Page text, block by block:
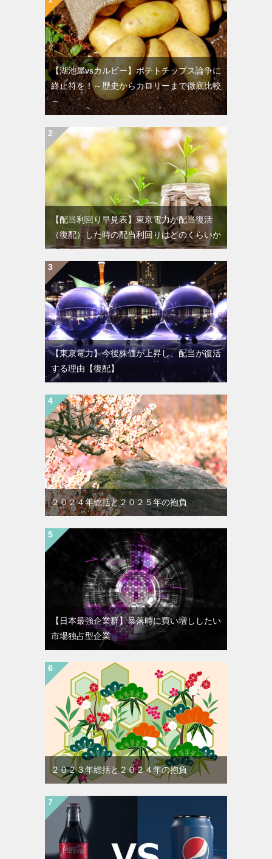
【湖池屋vsカルビー】ポテトチップス論争に
終止符を！～歴史からカロリーまで徹底比較
～
【配当利回り早見表】東京電力が配当復活
（復配）した時の配当利回りはどのくらいか
【東京電力】今後株価が上昇し、配当が復活
する理由【復配】
２０２４年総括と２０２５年の抱負
【日本最強企業群】暴落時に買い増ししたい
市場独占型企業
２０２３年総括と２０２４年の抱負